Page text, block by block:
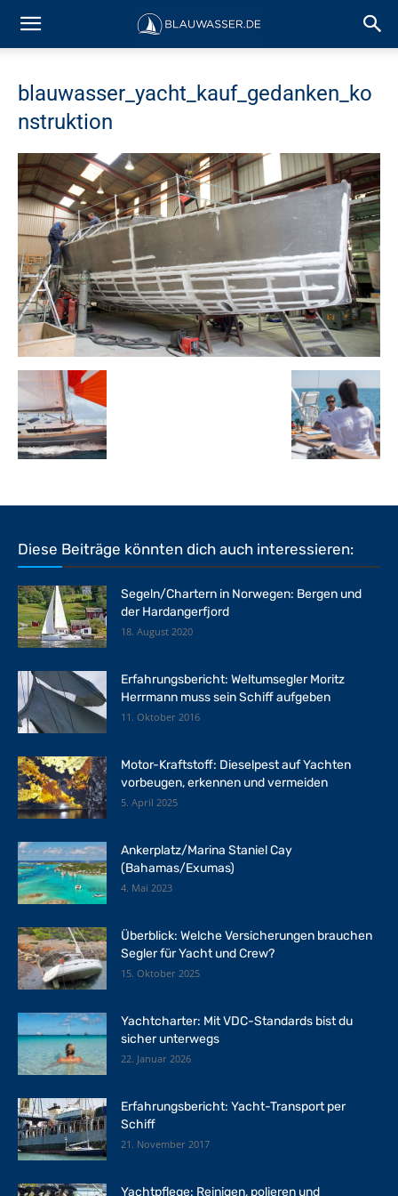
blauwasser_yacht_kauf_gedanken_ko
nstruktion
Diese Beiträge könnten dich auch interessieren:
Segeln/Chartern in Norwegen: Bergen und
der Hardangerfjord
18. August 2020
Erfahrungsbericht: Weltumsegler Moritz
Herrmann muss sein Schiff aufgeben
11. Oktober 2016
Motor-Kraftstoff: Dieselpest auf Yachten
vorbeugen, erkennen und vermeiden
5. April 2025
Ankerplatz/Marina Staniel Cay
(Bahamas/Exumas)
4. Mai 2023
Überblick: Welche Versicherungen brauchen
Segler für Yacht und Crew?
15. Oktober 2025
Yachtcharter: Mit VDC-Standards bist du
sicher unterwegs
22. Januar 2026
Erfahrungsbericht: Yacht-Transport per
Schiff
21. November 2017
Yachtpflege: Reinigen, polieren und